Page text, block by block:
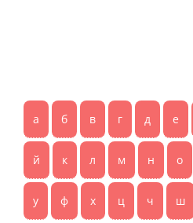
а б в г д е
й к л м н о
у ф х ц ч ш